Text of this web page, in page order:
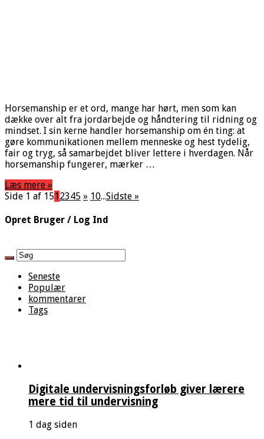
Horsemanship er et ord, mange har hørt, men som kan
dække over alt fra jordarbejde og håndtering til ridning og
mindset. I sin kerne handler horsemanship om én ting: at
gøre kommunikationen mellem menneske og hest tydelig,
fair og tryg, så samarbejdet bliver lettere i hverdagen. Når
horsemanship fungerer, mærker …
Læs mere »
Side 1 af 1512345 » 10...Sidste »
Opret Bruger / Log Ind
Seneste
Populær
kommentarer
Tags
Digitale undervisningsforløb giver lærere
mere tid til undervisning
1 dag siden